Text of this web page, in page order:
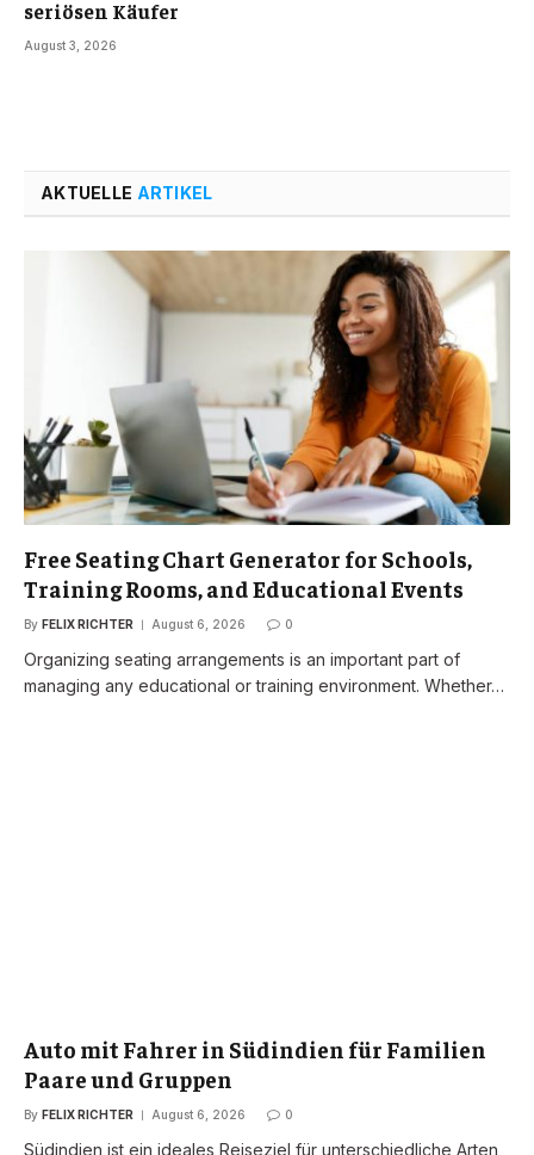
seriösen Käufer
August 3, 2026
AKTUELLE ARTIKEL
Free Seating Chart Generator for Schools,
Training Rooms, and Educational Events
By FELIX RICHTER August 6, 2026 0
Organizing seating arrangements is an important part of
managing any educational or training environment. Whether…
Auto mit Fahrer in Südindien für Familien
Paare und Gruppen
By FELIX RICHTER August 6, 2026 0
Südindien ist ein ideales Reiseziel für unterschiedliche Arten